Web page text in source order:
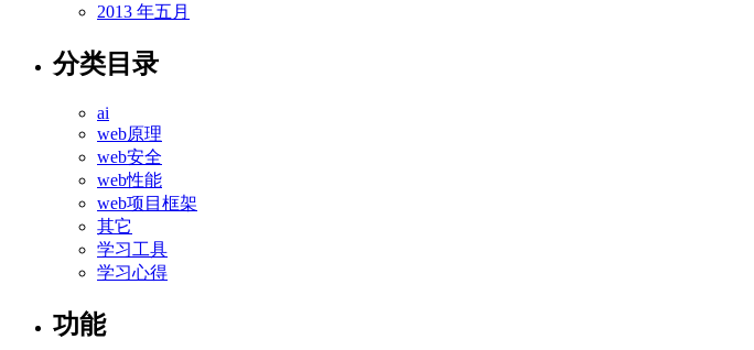
2013 年五月
分类目录
ai
web原理
web安全
web性能
web项目框架
其它
学习工具
学习心得
功能